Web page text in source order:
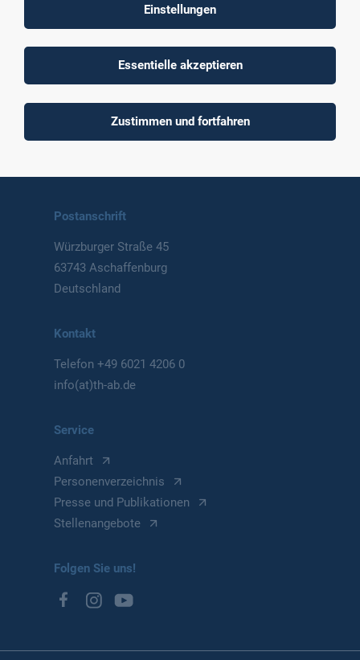
Technische Hochschule
Aschaffenburg
Postanschrift
Würzburger Straße 45
63743 Aschaffenburg
Deutschland
Kontakt
Telefon+49 6021 4206 0
info(at)th-ab.de
Service
Anfahrt
Personenverzeichnis
Presse und Publikationen
Stellenangebote
Folgen Sie uns!
Einstellungen
Essentielle akzeptieren
Zustimmen und fortfahren